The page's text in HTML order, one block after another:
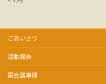
ごあいさつ
活動報告
国会議事録